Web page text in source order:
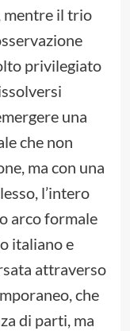
mentre il trio
privilegiato
una
che non
ma con una
l’intero
arco formale
italiano e
attraverso
che
di parti, ma